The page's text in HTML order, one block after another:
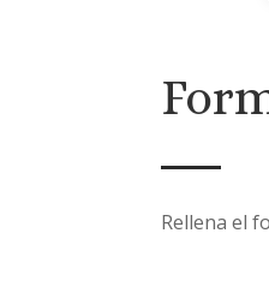
Rellena el